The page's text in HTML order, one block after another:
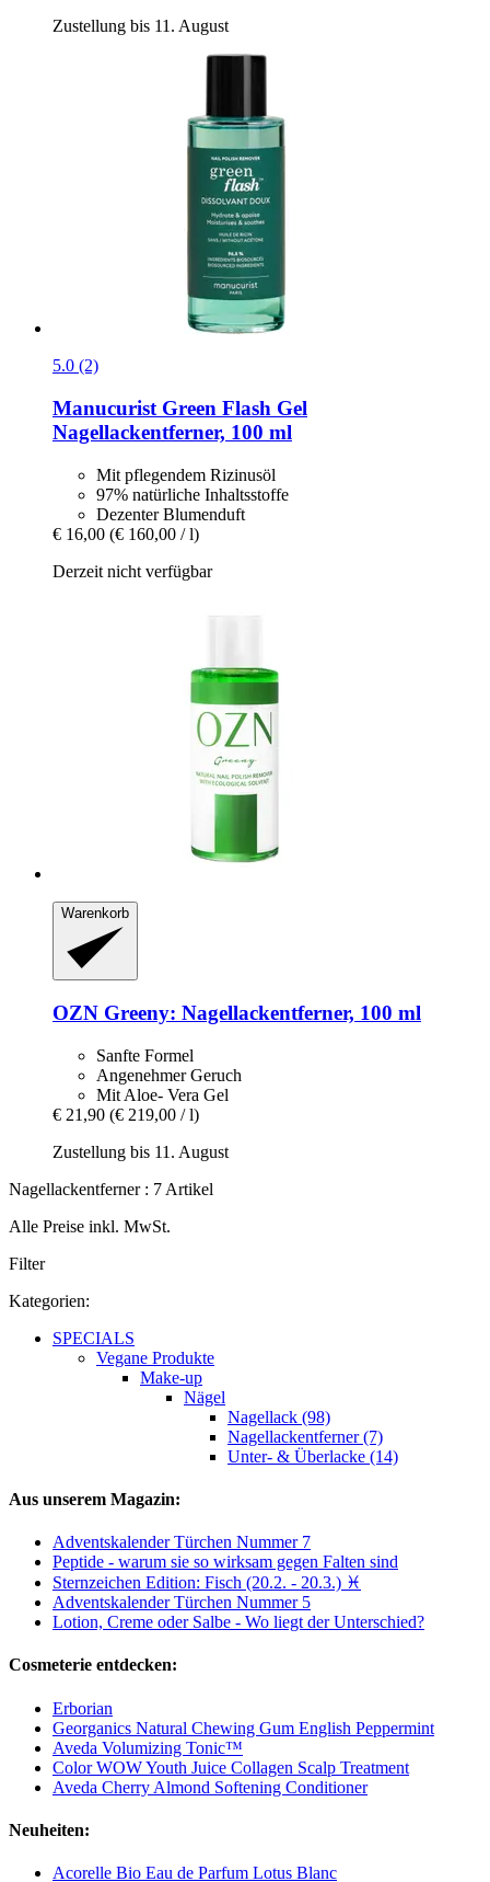
Zustellung bis 11. August
5.0 (2)
Manucurist Green Flash Gel
Nagellackentferner, 100 ml
Mit pflegendem Rizinusöl
97% natürliche Inhaltsstoffe
Dezenter Blumenduft
€ 16,00 (€ 160,00 / l)
Derzeit nicht verfügbar
Warenkorb
OZN Greeny: Nagellackentferner, 100 ml
Sanfte Formel
Angenehmer Geruch
Mit Aloe- Vera Gel
€ 21,90 (€ 219,00 / l)
Zustellung bis 11. August
Nagellackentferner : 7 Artikel
Alle Preise inkl. MwSt.
Filter
Kategorien:
SPECIALS
Vegane Produkte
Make-up
Nägel
Nagellack (98)
Nagellackentferner (7)
Unter- & Überlacke (14)
Aus unserem Magazin:
Adventskalender Türchen Nummer 7
Peptide - warum sie so wirksam gegen Falten sind
Sternzeichen Edition: Fisch (20.2. - 20.3.) ♓
Adventskalender Türchen Nummer 5
Lotion, Creme oder Salbe - Wo liegt der Unterschied?
Cosmeterie entdecken:
Erborian
Georganics Natural Chewing Gum English Peppermint
Aveda Volumizing Tonic™
Color WOW Youth Juice Collagen Scalp Treatment
Aveda Cherry Almond Softening Conditioner
Neuheiten:
Acorelle Bio Eau de Parfum Lotus Blanc